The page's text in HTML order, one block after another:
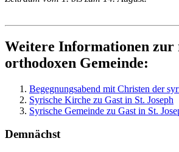
Weitere Informationen zur
orthodoxen Gemeinde:
Begegnungsabend mit Christen der
Syrische Kirche zu Gast in St. Joseph
Syrische Gemeinde zu Gast in St.
Demnächst